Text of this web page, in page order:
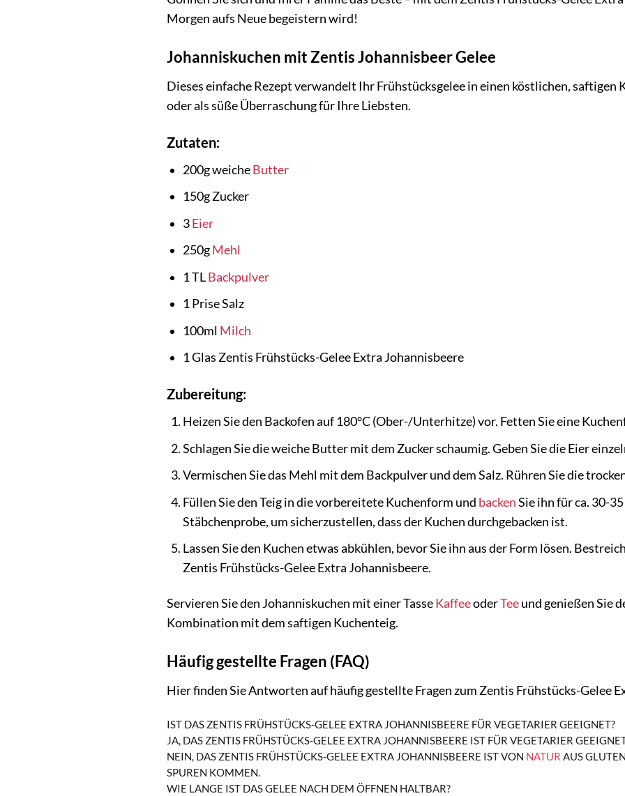
Morgen aufs Neue begeistern wird!
Johanniskuchen mit Zentis Johannisbeer Gelee
Dieses einfache Rezept verwandelt Ihr Frühstücksgelee in einen köstlichen,
oder als süße Überraschung für Ihre Liebsten.
Zutaten:
200g weicheButter
150g Zucker
3Eier
250gMehl
1 TLBackpulver
1 Prise Salz
100ml Milch
1 Glas Zentis Frühstücks-Gelee Extra Johannisbeere
Zubereitung:
Heizen Sie den Backofen auf 180°C (Ober-/Unterhitze) vor. Fetten Sie eine
Schlagen Sie die weiche Butter mit dem Zucker schaumig. Geben Sie die Eier
Vermischen Sie das Mehl mit dem Backpulver und dem Salz. Rühren Sie die
Füllen Sie den Teig in die vorbereitete Kuchenform und backenSie ihn für ca. 30-
Stäbchenprobe, um sicherzustellen, dass der Kuchen durchgebacken ist.
Lassen Sie den Kuchen etwas abkühlen, bevor Sie ihn aus der Form lösen.
Zentis Frühstücks-Gelee Extra Johannisbeere.
Servieren Sie den Johanniskuchen mit einer TasseKaffeeoderTeeund genießen Sie
Kombination mit dem saftigen Kuchenteig.
Häufig gestellte Fragen (FAQ)
Hier finden Sie Antworten auf häufig gestellte Fragen zum Zentis Frühstücks-Gelee
IST DAS ZENTIS FRÜHSTÜCKS-GELEE EXTRA JOHANNISBEERE FÜR VEGETARIER GEEIGNET?
JA, DAS ZENTIS FRÜHSTÜCKS-GELEE EXTRA JOHANNISBEERE IST FÜR VEGETARIER
NEIN, DAS ZENTIS FRÜHSTÜCKS-GELEE EXTRA JOHANNISBEERE IST VON NATUR AUS
SPUREN KOMMEN.
WIE LANGE IST DAS GELEE NACH DEM ÖFFNEN HALTBAR?